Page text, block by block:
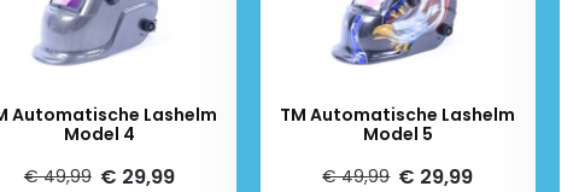
Automatische Lashelm
Model 4
€ 49,99 € 29,99
TM Automatische Lashelm
Model 5
€ 49,99 € 29,99